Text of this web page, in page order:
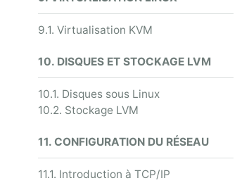
9.1. Virtualisation KVM
10. DISQUES ET STOCKAGE LVM
10.1. Disques sous Linux
10.2. Stockage LVM
11. CONFIGURATION DU RÉSEAU
11.1. Introduction à TCP/IP